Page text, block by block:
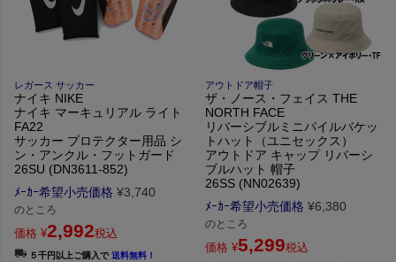
レガース サッカー
ナイキ NIKE
ナイキ マーキュリアル ライト
FA22
サッカー プロテクター用品 シ
ン・アンクル・フットガード
26SU (DN3611-852)
ﾒｰｶｰ希望小売価格 ¥3,740
のところ
価格 ¥2,992税込
５千円以上ご購入で送料無料！
アウトドア帽子
ザ・ノース・フェイス THE
NORTH FACE
リバーシブルミニパイルバケッ
トハット（ユニセックス）
アウトドア キャップ リバーシ
ブルハット 帽子
26SS (NN02639)
ﾒｰｶｰ希望小売価格 ¥6,380
のところ
価格 ¥5,299税込